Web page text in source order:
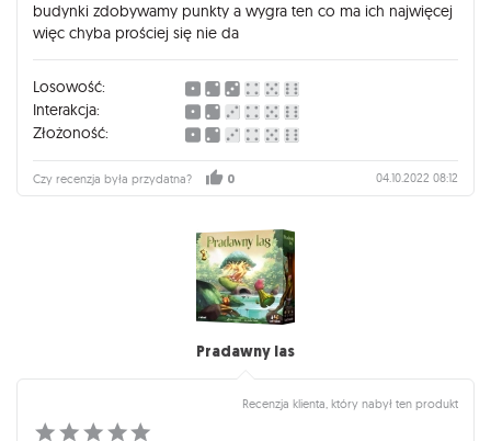
budynki zdobywamy punkty a wygra ten co ma ich najwięcej
więc chyba prościej się nie da
Losowość:
Interakcja:
Złożoność:
Czy recenzja była przydatna? 0 04.10.2022 08:12
Pradawny las
Recenzja klienta, który nabył ten produkt